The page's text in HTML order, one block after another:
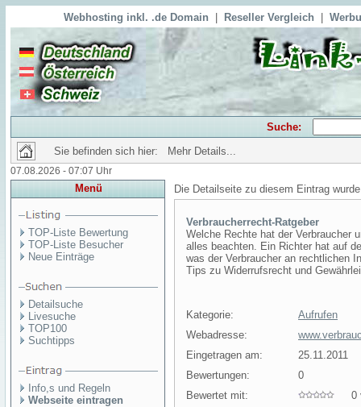
Webhosting inkl. .de Domain Reseller Vergleich
Suche:
Sie befinden sich hier: Mehr Details...
07.08.2026 - 07:07 Uhr
Menü
TOP-Liste Bewertung
TOP-Liste Besucher
Neue Einträge
Detailsuche
Livesuche
TOP100
Suchtipps
Info,s und Regeln
Webseite eintragen
Die Detailseite zu diesem Eintrag
Verbraucherrecht-Ratgeber
Welche Rechte hat der Verbraucher
alles beachten. Ein Richter hat auf
was der Verbraucher an rechtlichen
Tips zu Widerrufsrecht und
Kategorie:
Aufrufen
Webadresse:
Eingetragen am:
25.11.2011
Bewertungen:
0
Bewertet mit:
0